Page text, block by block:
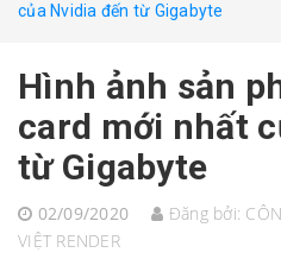
của Nvidia đến từ Gigabyte
Hình ảnh sản
card mới nhất
từ Gigabyte
02/09/2020 Đăng bởi:
VIỆT RENDER